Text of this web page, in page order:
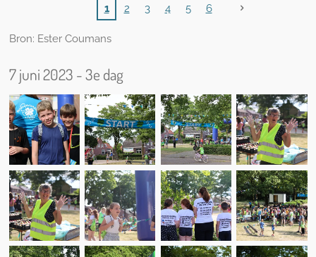
1 2 3 4 5 6
Bron: Ester Coumans
7 juni 2023 - 3e dag